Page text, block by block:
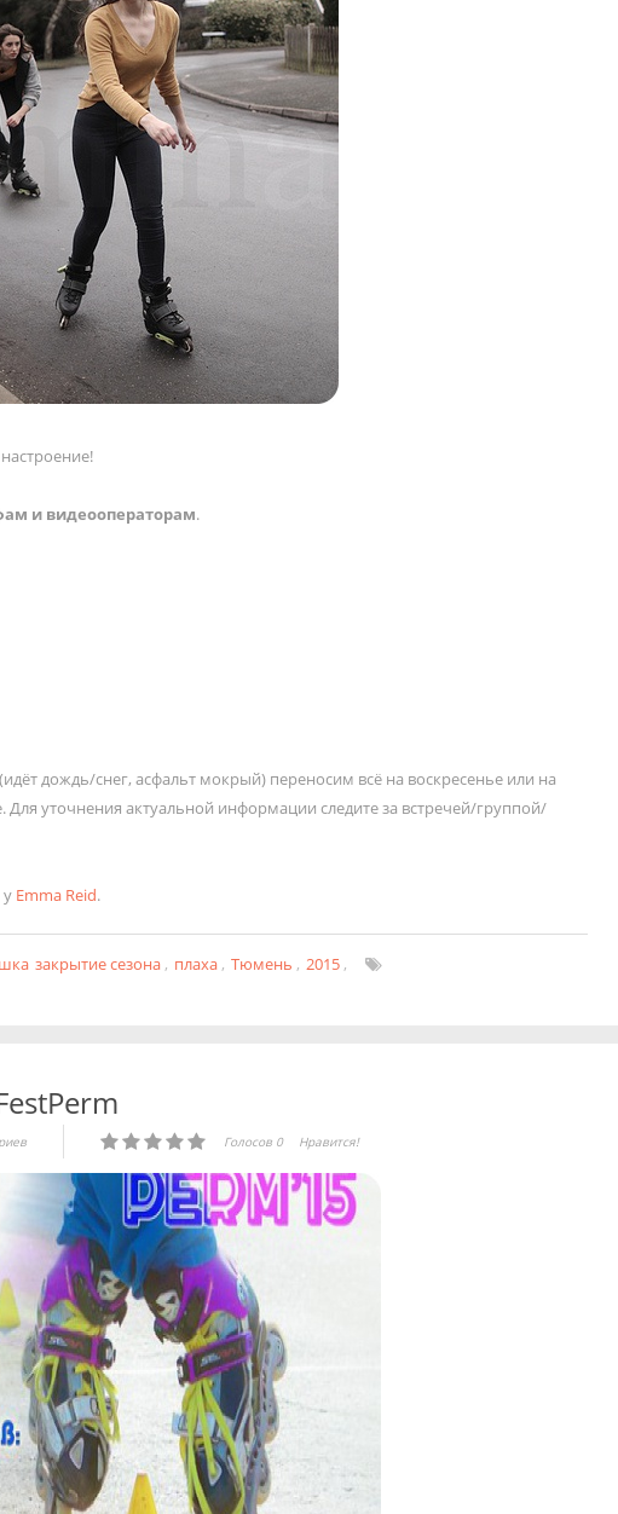
и видеооператорам.
дождь/снег, асфальт мокрый) переносим всё на воскресенье или на
уточнения актуальной информации следите за встречей/группой/
Emma Reid.
закрытие сезона , плаха , Тюмень , 2015 ,
Голосов 0 Нравится!